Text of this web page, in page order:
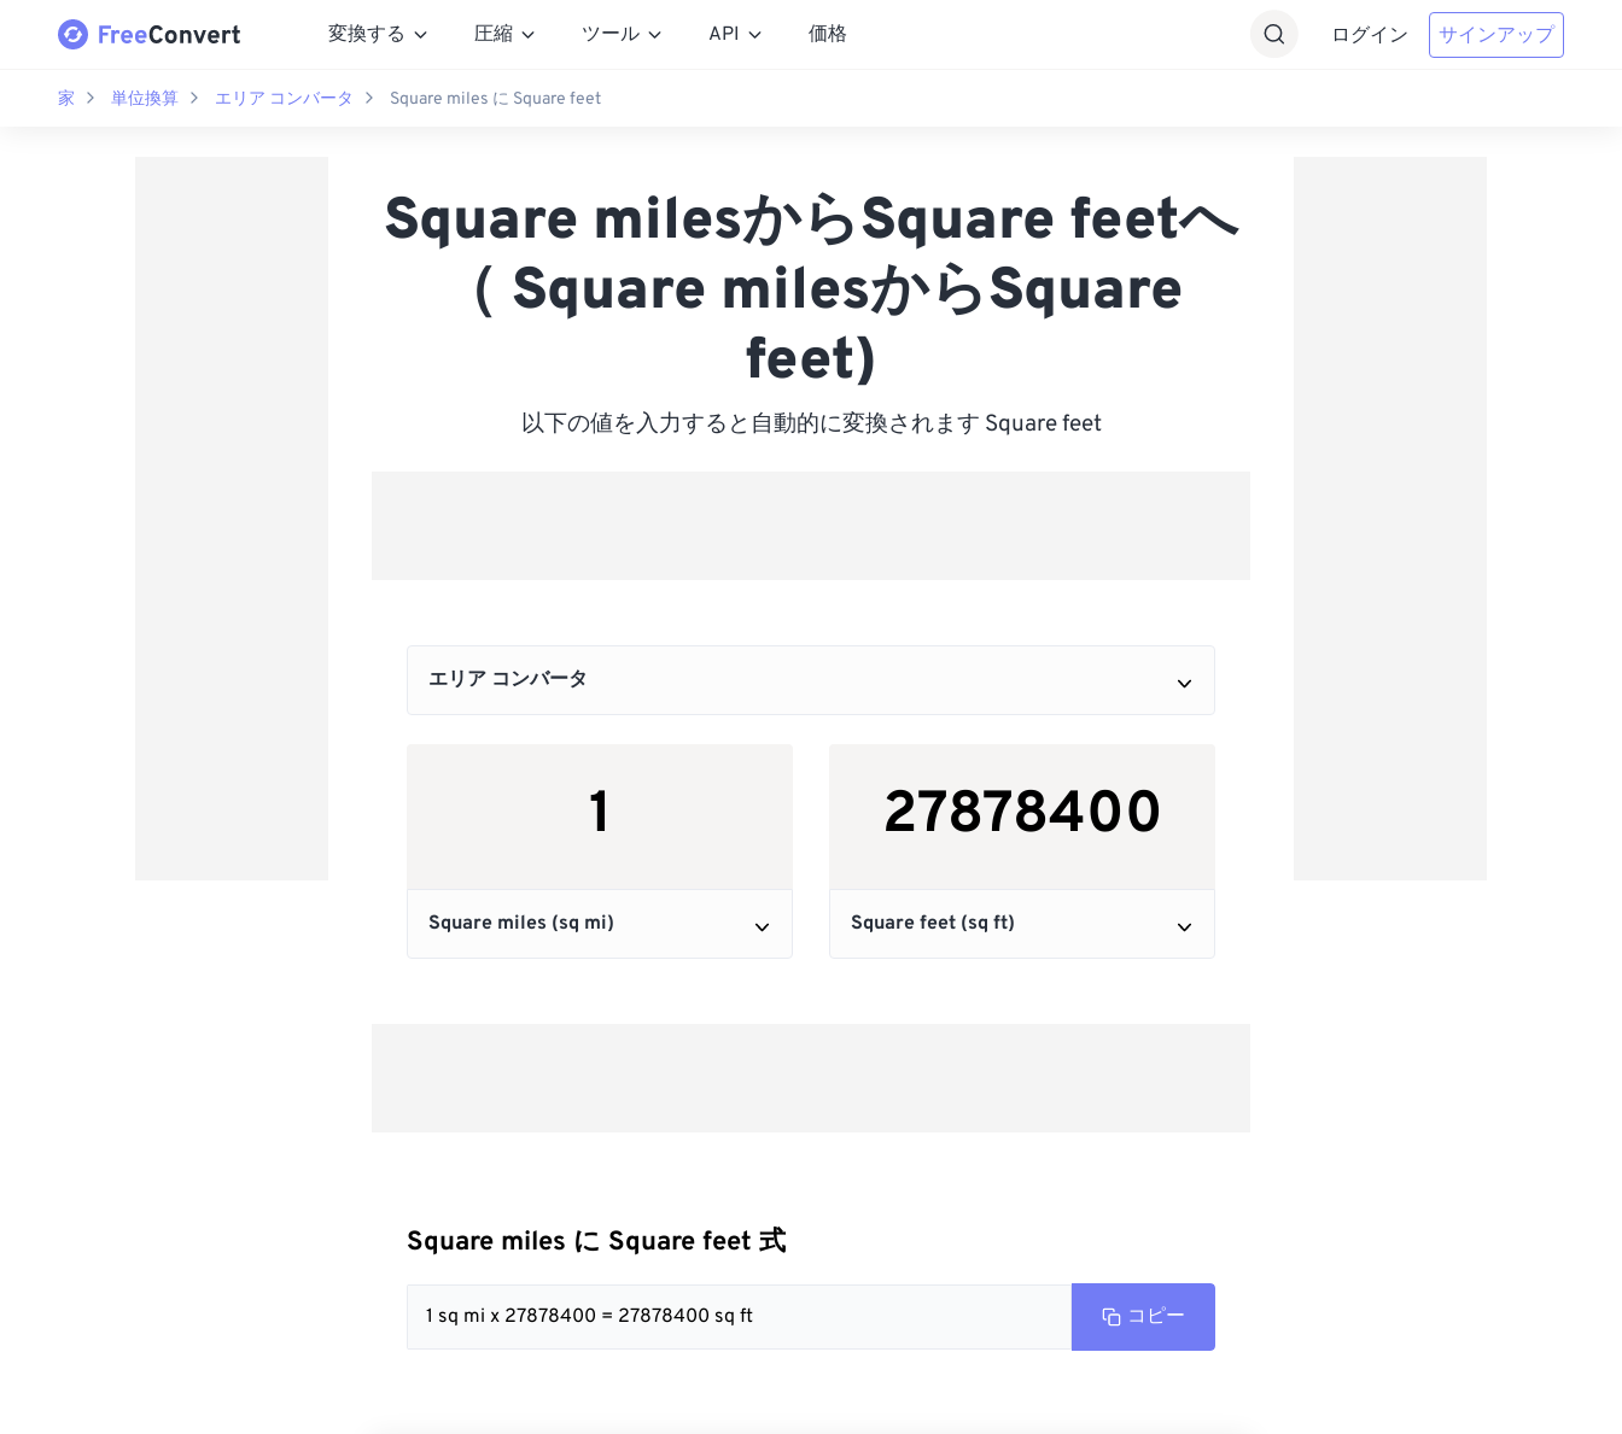
変換する 圧縮 ツール API 価格 ログイン サインアップ
家 単位換算 エリア コンバータ Square miles に Square feet
Square milesからSquare feetへ
（ Square milesからSquare
feet)
以下の値を入力すると自動的に変換されます Square feet
Square miles に Square feet 式
1 sq mi x 27878400 = 27878400 sq ft コピー